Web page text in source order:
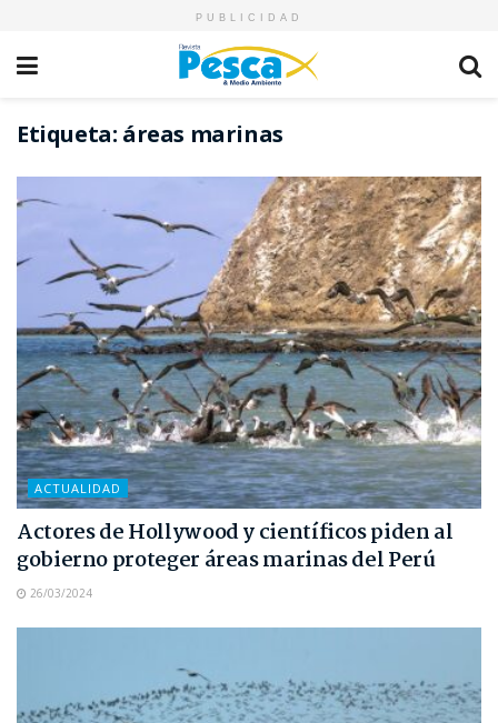
PUBLICIDAD
Etiqueta: áreas marinas
ACTUALIDAD
Actores de Hollywood y científicos piden al
gobierno proteger áreas marinas del Perú
26/03/2024